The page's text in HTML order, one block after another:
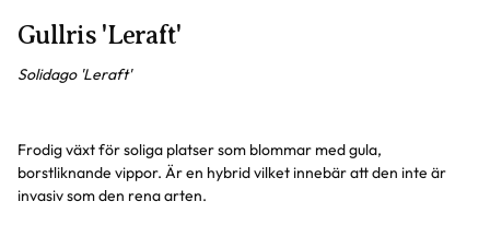
Gullris 'Leraft'
Solidago 'Leraft'
Frodig växt för soliga platser som blommar med gula,
borstliknande vippor. Är en hybrid vilket innebär att den inte är
invasiv som den rena arten.